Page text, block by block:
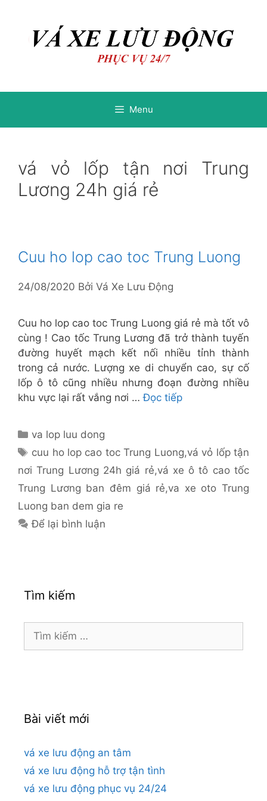
Menu
vá vỏ lốp tận nơi Trung
Lương 24h giá rẻ
Cuu ho lop cao toc Trung Luong
24/08/2020 Bởi Vá Xe Lưu Động
Cuu ho lop cao toc Trung Luong giá rẻ mà tốt vô
cùng ! Cao tốc Trung Lương đã trở thành tuyến
đường huyết mạch kết nối nhiều tỉnh thành
trong cả nước. Lượng xe di chuyển cao, sự cố
lốp ô tô cũng nhiều nhưng đoạn đường nhiều
khu vực lại rất vắng nơi …Đọc tiếp
Danh
va lop luu dong
Thẻ
cuu ho lop cao toc Trung Luong,vá vỏ lốp tận
nơi Trung Lương 24h giá rẻ,vá xe ô tô cao tốc
Trung Lương ban đêm giá rẻ,va xe oto Trung
Luong ban dem gia re
Để lại bình luận
Tìm kiếm
Tìm
kiếm
Bài viết mới
vá xe lưu động an tâm
vá xe lưu động hỗ trợ tận tình
vá xe lưu động phục vụ 24/24